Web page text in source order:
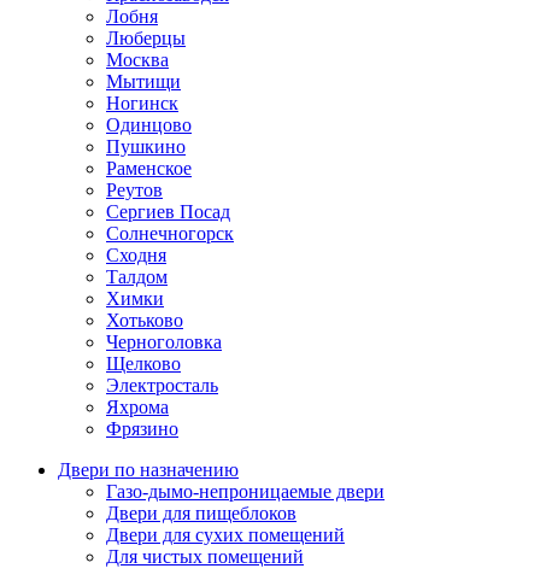
Лобня
Люберцы
Москва
Мытищи
Ногинск
Одинцово
Пушкино
Раменское
Реутов
Сергиев Посад
Солнечногорск
Сходня
Талдом
Химки
Хотьково
Черноголовка
Щелково
Электросталь
Яхрома
Фрязино
Двери по назначению
Газо-дымо-непроницаемые двери
Двери для пищеблоков
Двери для сухих помещений
Для чистых помещений